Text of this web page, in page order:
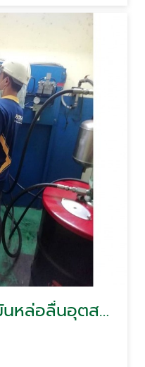
บริษัทดูแลระบบน้ำมันหล่อลื่นอุตสาหกรรม